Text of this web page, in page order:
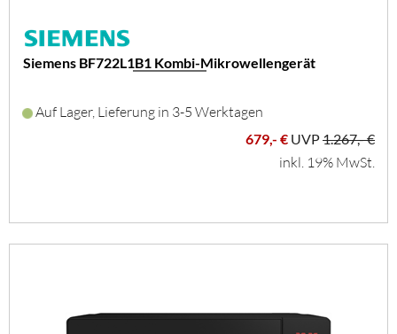
Siemens BF722L1B1 Kombi-Mikrowellengerät
Auf Lager, Lieferung in 3-5 Werktagen
679,- € UVP1.267,- €
inkl. 19% MwSt.